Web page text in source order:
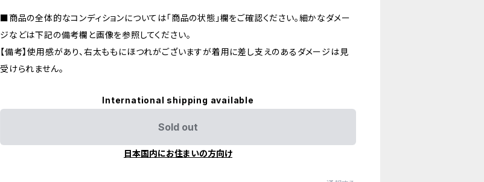
■商品の全体的なコンディションについては「商品の状態」欄をご確認ください。細かなダメー
ジなどは下記の備考欄と画像を参照してください。
【備考】使用感があり、右太ももにほつれがございますが着用に差し支えのあるダメージは見
受けられません。
International shipping available
Sold out
日本国内にお住まいの方向け